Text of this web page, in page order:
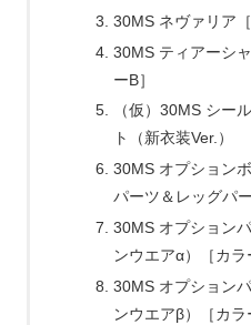
30MS ネヴァリア［
30MS ティアーシ
ーB］
（仮）30MS シー
ト（新衣装Ver.）
30MS オプション
パーツ＆レッグパ
30MS オプション
ンウエアα）［カラ
30MS オプション
ンウエアβ）［カラ